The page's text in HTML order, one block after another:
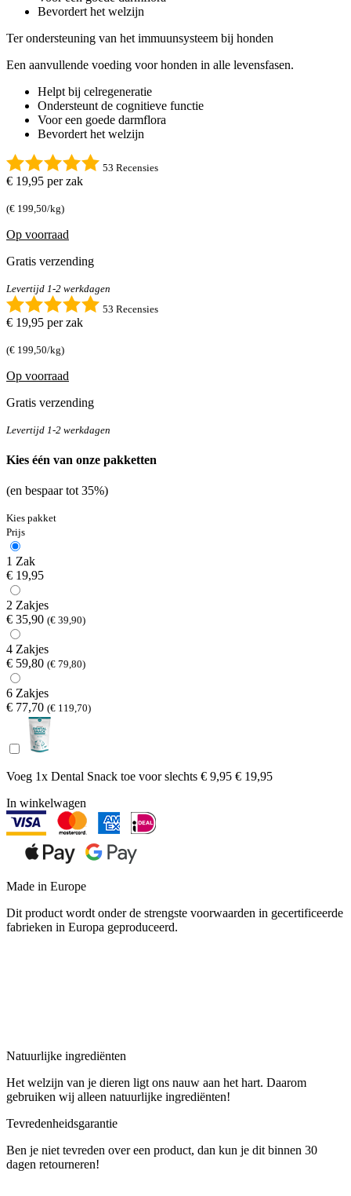
Bevordert het welzijn
Ter ondersteuning van het immuunsysteem bij honden
Een aanvullende voeding voor honden in alle levensfasen.
Helpt bij celregeneratie
Ondersteunt de cognitieve functie
Voor een goede darmflora
Bevordert het welzijn
53 Recensies
€ 19,95 per zak
(€ 199,50/kg)
Op voorraad
Gratis verzending
Levertijd 1-2 werkdagen
53 Recensies
€ 19,95 per zak
(€ 199,50/kg)
Op voorraad
Gratis verzending
Levertijd 1-2 werkdagen
Kies één van onze pakketten
(en bespaar tot 35%)
Kies pakket
Prijs
1 Zak
€ 19,95
2 Zakjes
€ 35,90 (€ 39,90)
4 Zakjes
€ 59,80 (€ 79,80)
6 Zakjes
€ 77,70 (€ 119,70)
Voeg 1x Dental Snack toe voorslechts € 9,95 € 19,95
In winkelwagen
Made in Europe
Dit product wordt onder de strengste voorwaarden in gecertificeerde
fabrieken in Europa geproduceerd.
Natuurlijke ingrediënten
Het welzijn van je dieren ligt ons nauw aan het hart. Daarom
gebruiken wij alleen natuurlijke ingrediënten!
Tevredenheidsgarantie
Ben je niet tevreden over een product, dan kun je dit binnen 30
dagen retourneren!